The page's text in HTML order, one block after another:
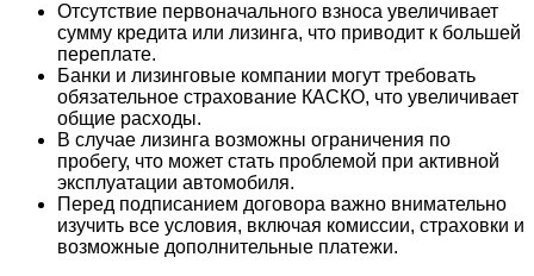
Отсутствие первоначального взноса увеличивает
сумму кредита или лизинга, что приводит к большей
переплате.
Банки и лизинговые компании могут требовать
обязательное страхование КАСКО, что увеличивает
общие расходы.
В случае лизинга возможны ограничения по
пробегу, что может стать проблемой при активной
эксплуатации автомобиля.
Перед подписанием договора важно внимательно
изучить все условия, включая комиссии, страховки и
возможные дополнительные платежи.